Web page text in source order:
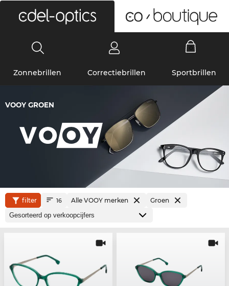
Zonnebrillen Correctiebrillen Sportbrillen
VOOY GROEN
filter 16 Alle VOOY merken Groen